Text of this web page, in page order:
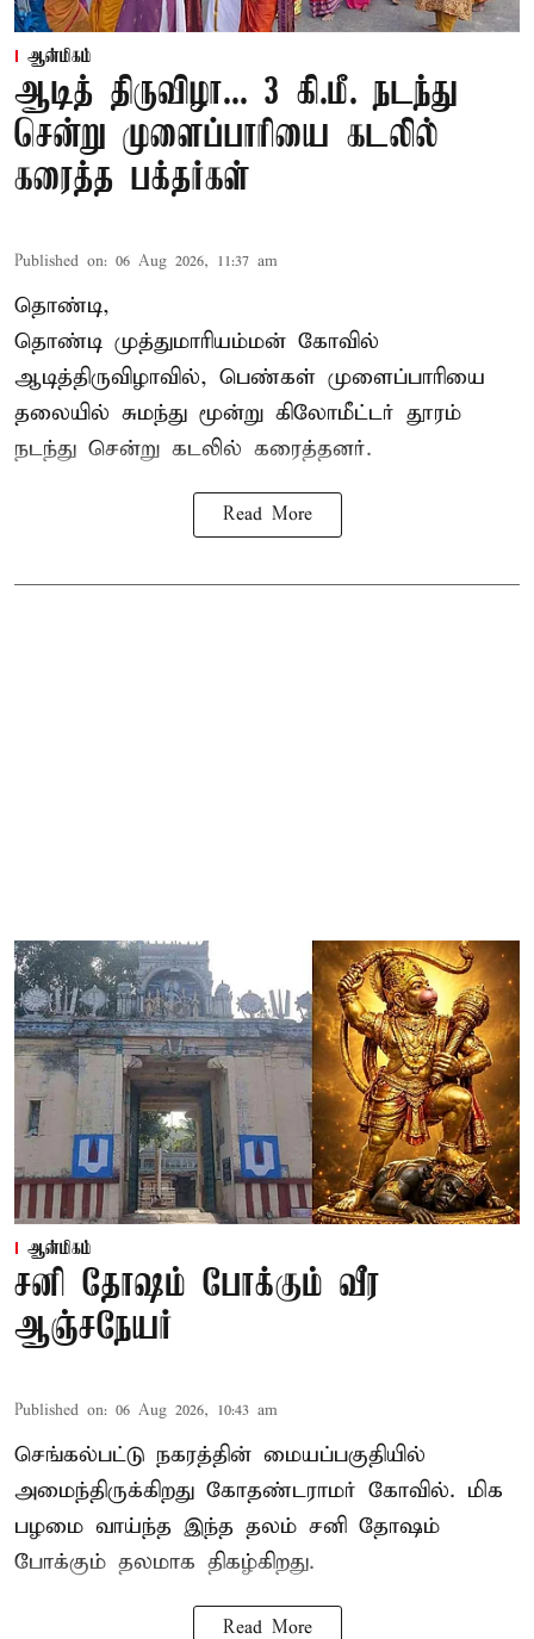
ஆன்மிகம்
ஆடித் திருவிழா... 3 கி.மீ. நடந்து
சென்று முளைப்பாரியை கடலில்
கரைத்த பக்தர்கள்
Published on: 06 Aug 2026, 11:37 am
தொண்டி,
தொண்டி முத்துமாரியம்மன் கோவில்
ஆடித்திருவிழாவில், பெண்கள் முளைப்பாரியை
தலையில் சுமந்து மூன்று கிலோமீட்டர் தூரம்
நடந்து சென்று கடலில் கரைத்தனர்.
Read More
ஆன்மிகம்
சனி தோஷம் போக்கும் வீர
ஆஞ்சநேயர்
Published on: 06 Aug 2026, 10:43 am
செங்கல்பட்டு நகரத்தின் மையப்பகுதியில்
அமைந்திருக்கிறது கோதண்டராமர் கோவில். மிக
பழமை வாய்ந்த இந்த தலம் சனி தோஷம்
போக்கும் தலமாக திகழ்கிறது.
Read More